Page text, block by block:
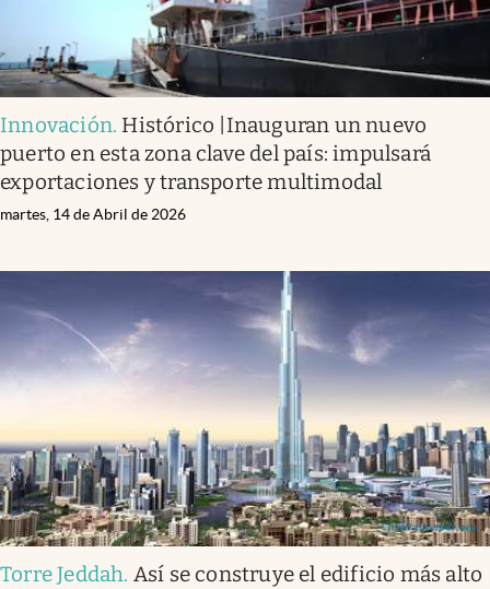
Innovación. Histórico |Inauguran un nuevo
puerto en esta zona clave del país: impulsará
exportaciones y transporte multimodal
martes, 14 de Abril de 2026
Torre Jeddah. Así se construye el edificio más alto